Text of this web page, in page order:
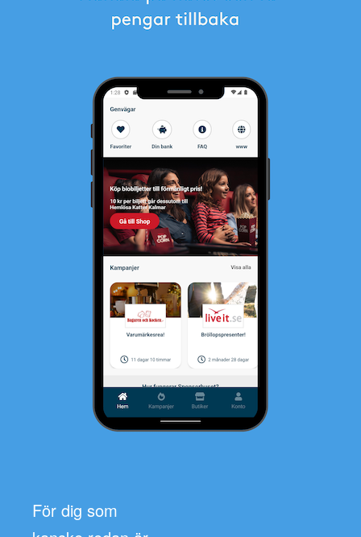
För dig som